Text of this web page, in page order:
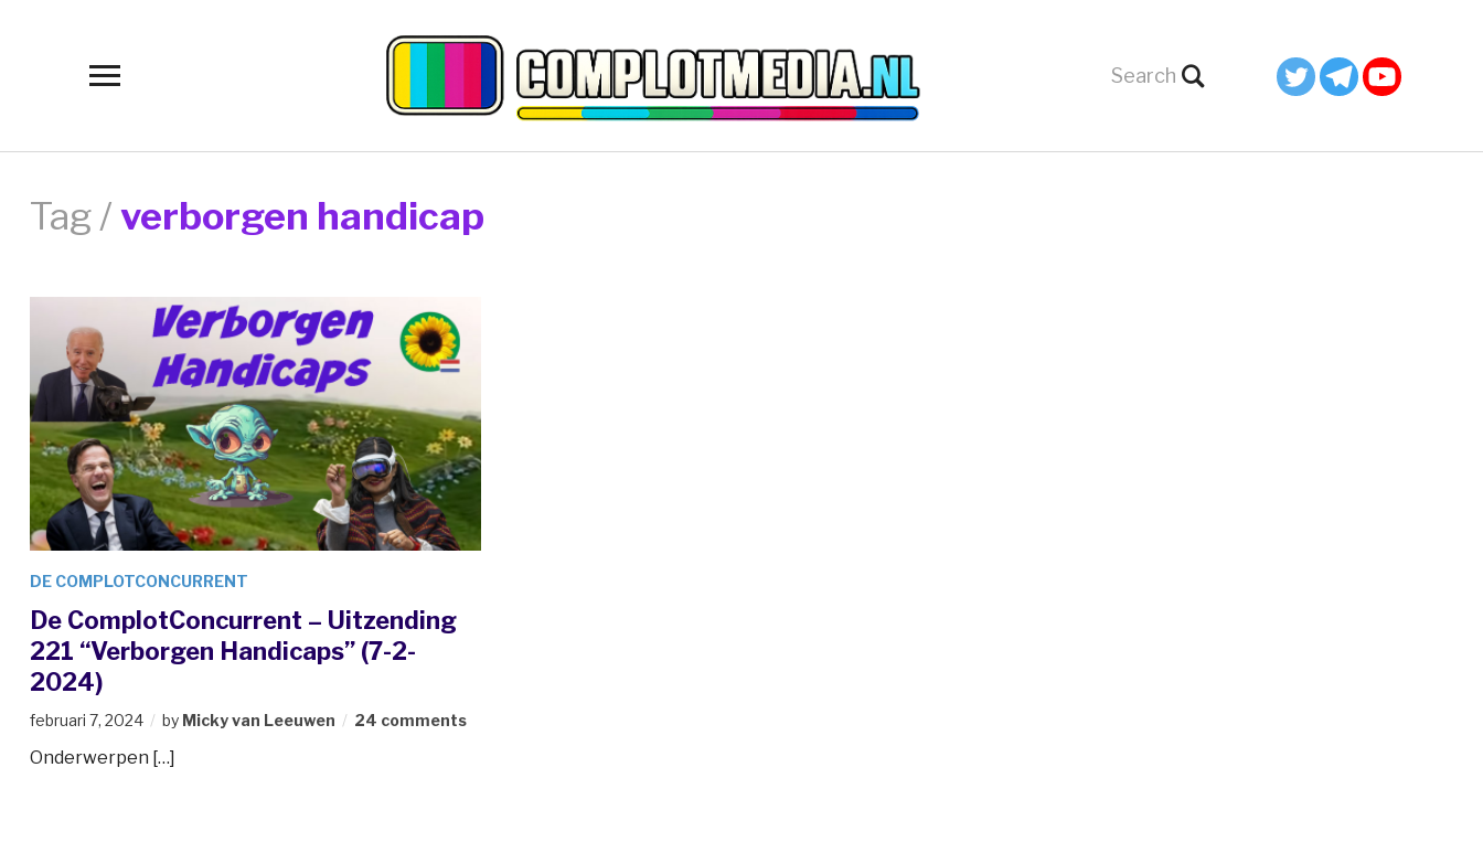
Toggle
Tag /verborgen handicap
DE COMPLOTCONCURRENT
De ComplotConcurrent – Uitzending
221 “Verborgen Handicaps” (7-2-
2024)
februari 7, 2024 by Micky van Leeuwen 24 comments
Onderwerpen […]